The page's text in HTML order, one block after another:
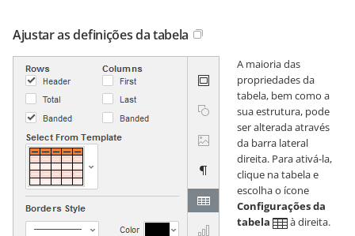
Ajustar as definições da tabela
A maioria das
propriedades da
tabela, bem como a
sua estrutura, pode
ser alterada através
da barra lateral
direita. Para ativá-la,
clique na tabela e
escolha o ícone
Configurações da
tabela
à direita.